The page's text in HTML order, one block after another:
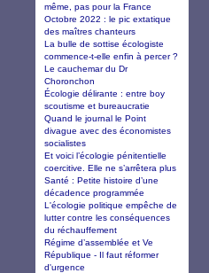
même, pas pour la France
Octobre 2022 : le pic extatique
des maîtres chanteurs
La bulle de sottise écologiste
commence-t-elle enfin à percer ?
Le cauchemar du Dr
Choronchon
Écologie délirante : entre boy
scoutisme et bureaucratie
Quand le journal le Point
divague avec des économistes
socialistes
Et voici l’écologie pénitentielle
coercitive. Elle ne s’arrêtera plus
Santé : Petite histoire d’une
décadence programmée
L'écologie politique empêche de
lutter contre les conséquences
du réchauffement
Régime d’assemblée et Ve
République - Il faut réformer
d'urgence